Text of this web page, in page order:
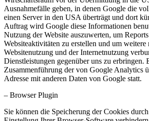
Ausnahmefälle geben, in denen Google die
einen Server in den USA überträgt und dort
Auftrag wird Google diese Informationen
Nutzung der Website auszuwerten, um
Websiteaktivitäten zu erstellen und um weitere
Websitenutzung und der Internetnutzung
Dienstleistungen gegenüber uns zu erbringen.
Zusammenführung der von Google Analytics
Adresse mit anderen Daten von Google statt.
– Browser Plugin
Sie können die Speicherung der Cookies